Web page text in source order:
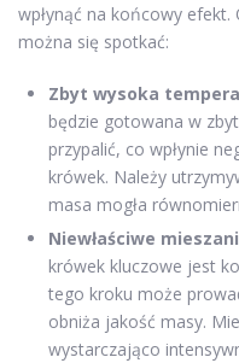
wpłynąć na końcowy
można się spotkać:
Zbyt wysoka
będzie gotowana w
przypalić, co wpłynie
krówek. Należy
masa mogła
Niewłaściwe
krówek kluczowe jest
tego kroku może
obniża jakość masy.
wystarczająco